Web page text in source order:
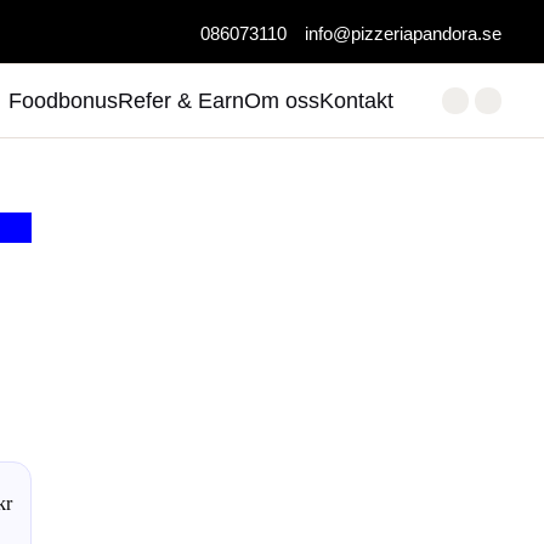
086073110 info@pizzeriapandora.se
FoodbonusRefer & EarnOm ossKontakt